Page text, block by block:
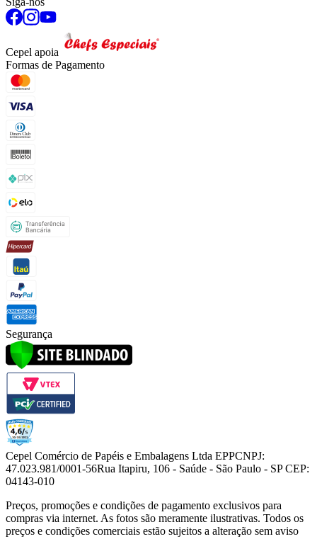
Cepel apoia
Formas de Pagamento
Segurança
Cepel Comércio de Papéis e Embalagens Ltda EPPCNPJ:
47.023.981/0001-56Rua Itapiru, 106 - Saúde - São Paulo - SP CEP:
04143-010
Preços, promoções e condições de pagamento exclusivos para
compras via internet. As fotos são meramente ilustrativas. Todos os
preços e condições comerciais estão sujeitos a alteração sem aviso